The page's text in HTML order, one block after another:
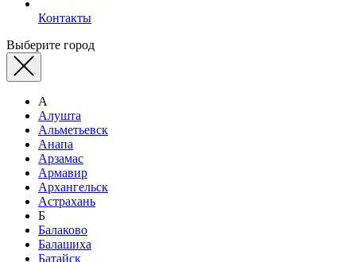
Контакты
Выберите город
А
Алушта
Альметьевск
Анапа
Арзамас
Армавир
Архангельск
Астрахань
Б
Балаково
Балашиха
Батайск